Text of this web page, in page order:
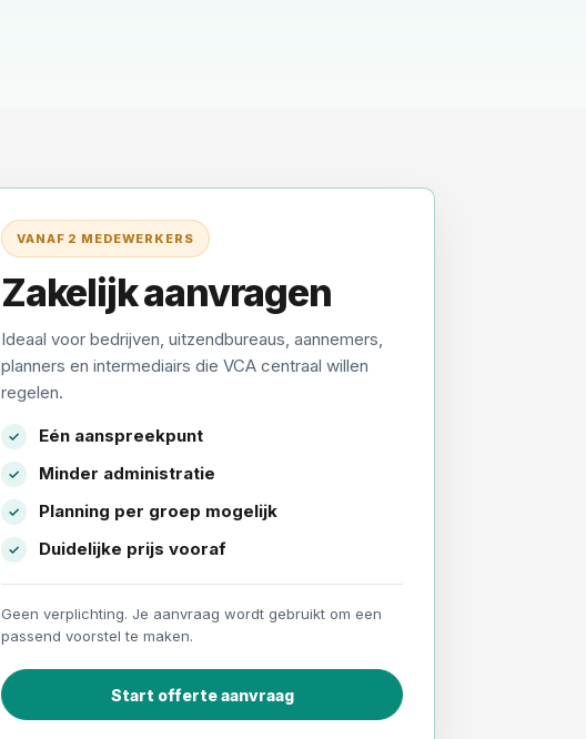
VANAF 2 MEDEWERKERS
Zakelijk aanvragen
Ideaal voor bedrijven, uitzendbureaus, aannemers,
planners en intermediairs die VCA centraal willen
regelen.
Eén aanspreekpunt
Minder administratie
Planning per groep mogelijk
Duidelijke prijs vooraf
Geen verplichting. Je aanvraag wordt gebruikt om een
passend voorstel te maken.
Start offerte aanvraag